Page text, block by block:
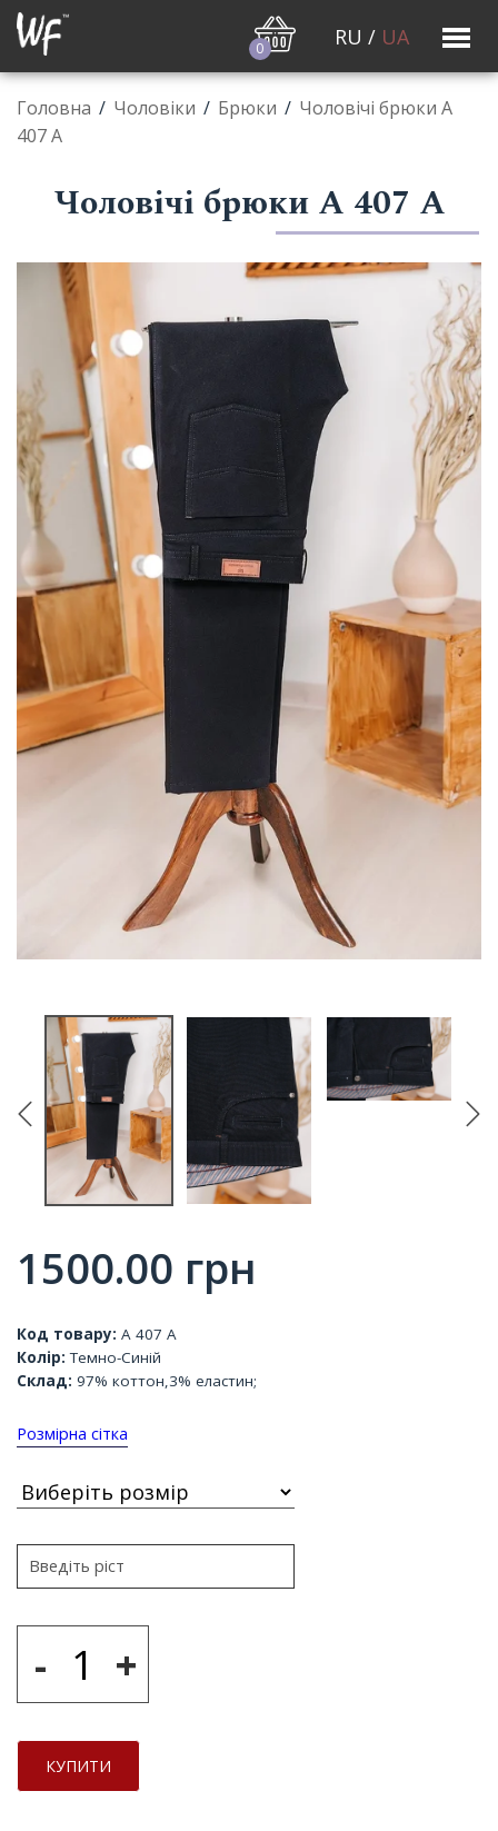
0 RU / UA
Головна / Чоловiки / Брюки / Чоловічі брюки А
407 А
Чоловічі брюки А 407 А
1500.00 грн
Код товару: А 407 А
Колір: Темно-Синій
Склад: 97% коттон,3% еластин;
Розмірна сітка
- +
КУПИТИ